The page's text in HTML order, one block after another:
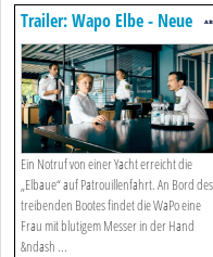
Trailer: Wapo Elbe - Neue
Folgen
Ein Notruf von einer Yacht erreicht die
„Elbaue“ auf Patrouillenfahrt. An Bord des
treibenden Bootes findet die WaPo eine
Frau mit blutigem Messer in der Hand
&ndash ...